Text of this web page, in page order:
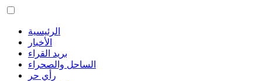
الرئيسية
الأخبار
بريد القراء
الساحل والصحراء
رأي حر